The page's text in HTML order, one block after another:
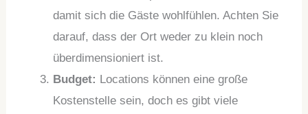
damit sich die Gäste wohlfühlen. Achten Sie
darauf, dass der Ort weder zu klein noch
überdimensioniert ist.
Budget: Locations können eine große
Kostenstelle sein, doch es gibt viele